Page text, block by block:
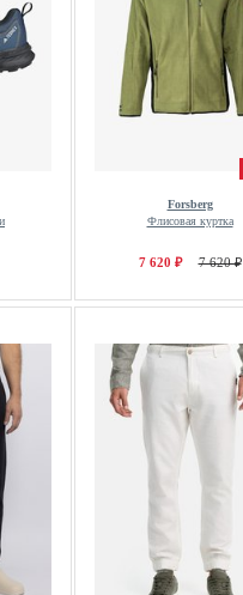
Forsberg
Флисовая куртка
7 620 ₽ 7 620 ₽